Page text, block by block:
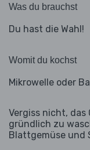
Was du brauchst
Du hast die Wahl!
Womit du kochst
Mikrowelle oder
Vergiss nicht, das
gründlich zu
Blattgemüse und